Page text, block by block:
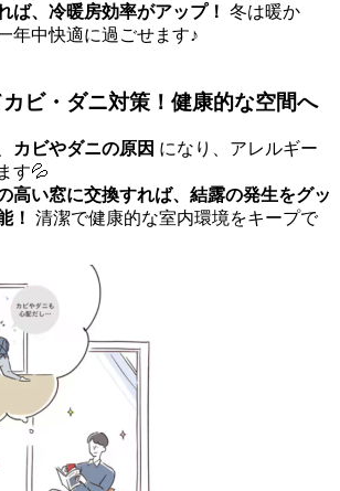
ば、冷暖房効率がアップ！ 冬は暖か
年中快適に過ごせます♪
ビ・ダニ対策！健康的な空間へ
カビやダニの原因 になり、アレルギー
す💦
高い窓に交換すれば、結露の発生をグッ
！ 清潔で健康的な室内環境をキープで